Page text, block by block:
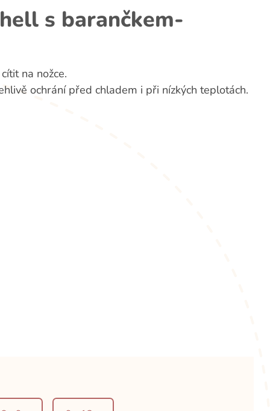
s barančkem-
na nožce.
ochrání před chladem i při nízkých teplotách.